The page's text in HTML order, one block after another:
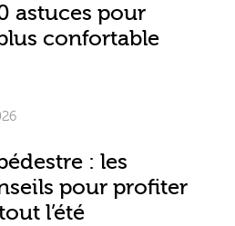
astuces pour
confortable
: les
pour profiter
l’été